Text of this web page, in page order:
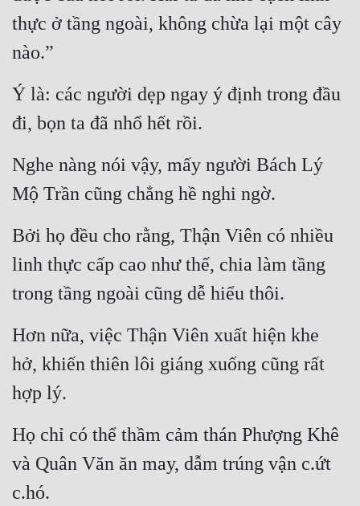
thực ở tầng ngoài, không chừa lại một cây
nào.”
Ý là: các người dẹp ngay ý định trong đầu
đi, bọn ta đã nhổ hết rồi.
Nghe nàng nói vậy, mấy người Bách Lý
Mộ Trần cũng chẳng hề nghi ngờ.
Bởi họ đều cho rằng, Thận Viên có nhiều
linh thực cấp cao như thế, chia làm tầng
trong tầng ngoài cũng dễ hiểu thôi.
Hơn nữa, việc Thận Viên xuất hiện khe
hở, khiến thiên lôi giáng xuống cũng rất
hợp lý.
Họ chỉ có thể thầm cảm thán Phượng Khê
và Quân Văn ăn may, dẫm trúng vận c.ứt
c.hó.